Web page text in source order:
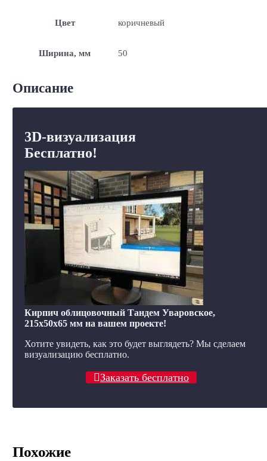
Цвет коричневый
Ширина, мм 50
Описание
3D-визуализация
Бесплатно!
Кирпич облицовочный Тандем Уваровское,
215x50x65 мм на вашем проекте!
Хотите увидеть, как это будет выглядеть? Мы сделаем
визуализацию бесплатно.
Заказать бесплатно
Похожие